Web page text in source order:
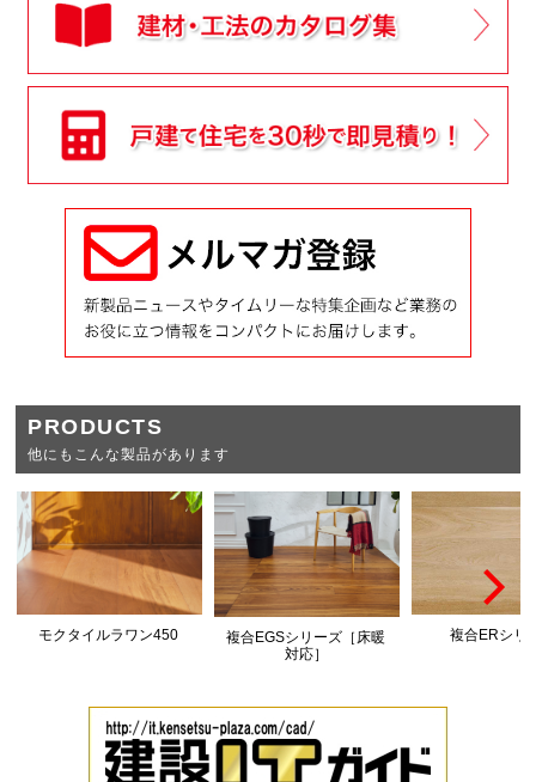
PRODUCTS
他にもこんな製品があります
モクタイルラワン450
複合EGSシリーズ［床暖
対応］
複合ERシリ